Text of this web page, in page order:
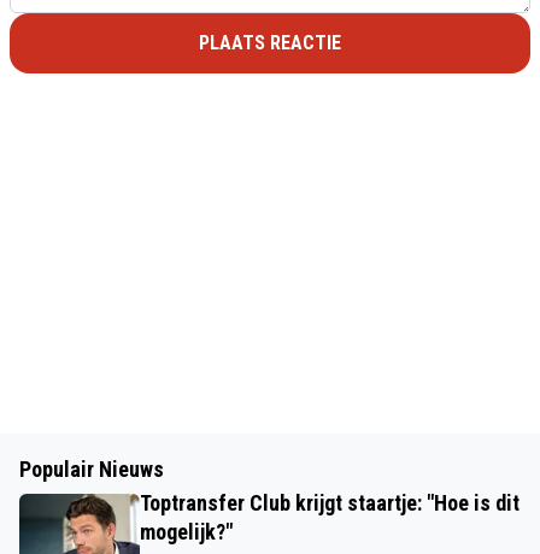
PLAATS REACTIE
Populair Nieuws
Toptransfer Club krijgt staartje: "Hoe is dit
mogelijk?"